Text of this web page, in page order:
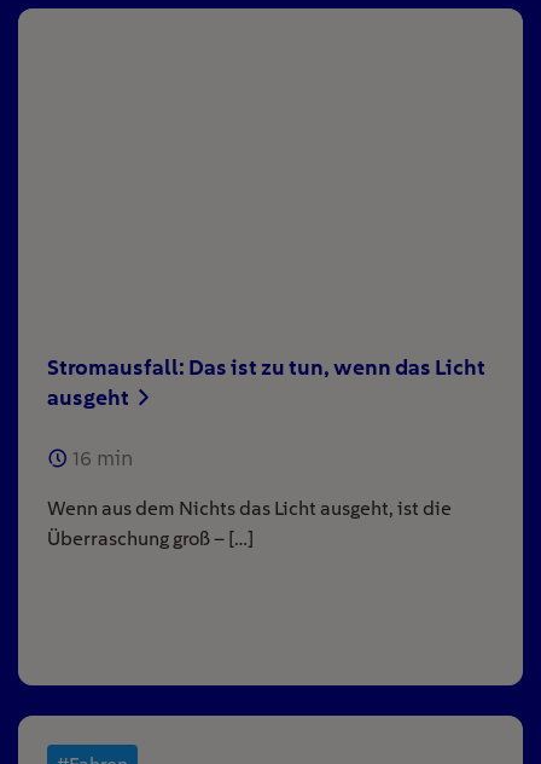
Stromausfall: Das ist zu tun, wenn das Licht
ausgeht
16 min
Wenn aus dem Nichts das Licht ausgeht, ist die
Überraschung groß – […]